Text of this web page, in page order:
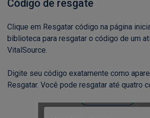
Código de resgate
Clique em Resgatar código na página
biblioteca para resgatar o código de um
VitalSource.
Digite seu código exatamente como
Resgatar. Você pode resgatar até quatro